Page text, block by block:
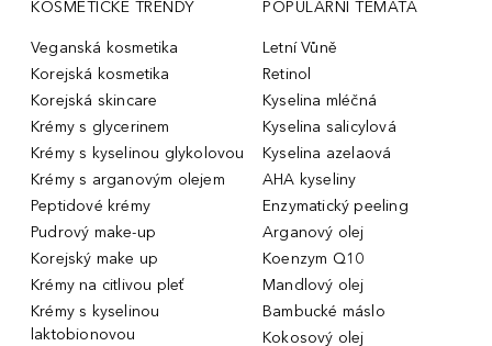
KOSMETICKÉ TRENDY
Veganská kosmetika
Korejská kosmetika
Korejská skincare
Krémy s glycerinem
Krémy s kyselinou glykolovou
Krémy s arganovým olejem
Peptidové krémy
Pudrový make-up
Korejský make up
Krémy na citlivou pleť
Krémy s kyselinou
laktobionovou
POPULÁRNÍ TÉMATA
Letní Vůně
Retinol
Kyselina mléčná
Kyselina salicylová
Kyselina azelaová
AHA kyseliny
Enzymatický peeling
Arganový olej
Koenzym Q10
Mandlový olej
Bambucké máslo
Kokosový olej